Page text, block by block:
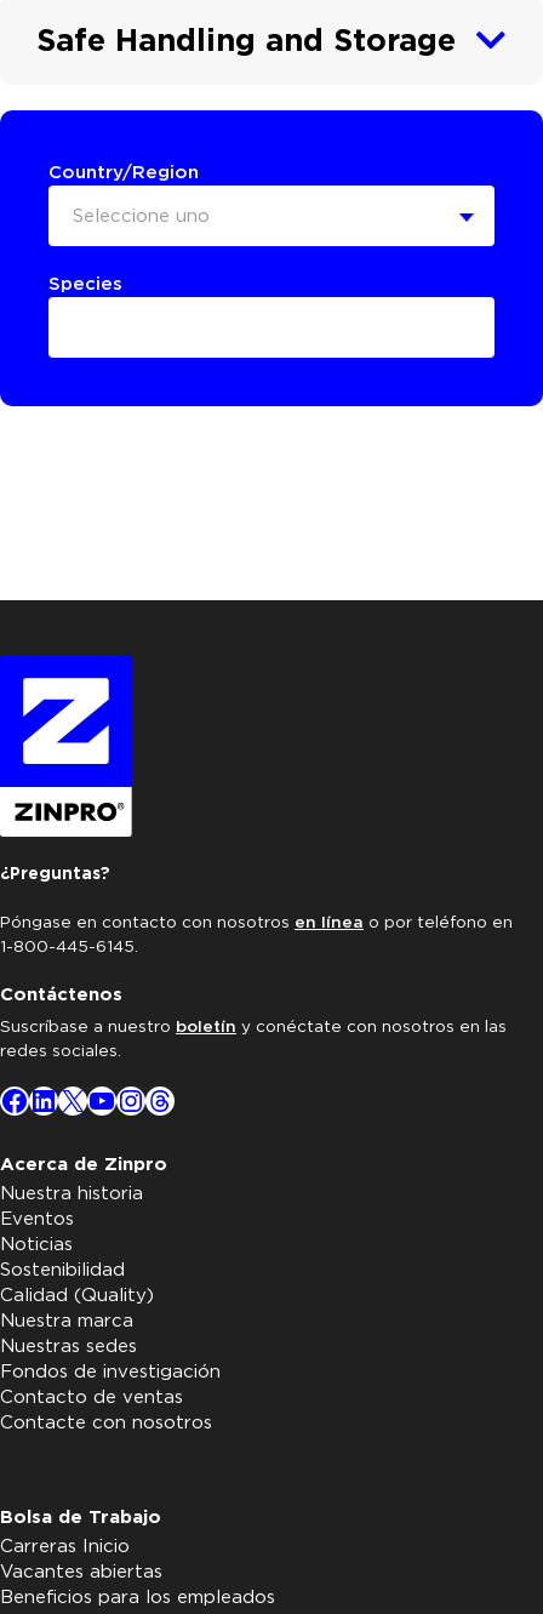
Safe Handling and Storage
Country/Region
Seleccione uno
Species
¿Preguntas?
Póngase en contacto con nosotros en línea o por teléfono en
1-800-445-6145.
Contáctenos
Suscríbase a nuestro boletín y conéctate con nosotros en las
redes sociales.
Facebook
LinkedIn
X YouTube
Instagram
Threads
Acerca de Zinpro
Nuestra historia
Eventos
Noticias
Sostenibilidad
Calidad (Quality)
Nuestra marca
Nuestras sedes
Fondos de investigación
Contacto de ventas
Contacte con nosotros
Bolsa de Trabajo
Carreras Inicio
Vacantes abiertas
Beneficios para los empleados